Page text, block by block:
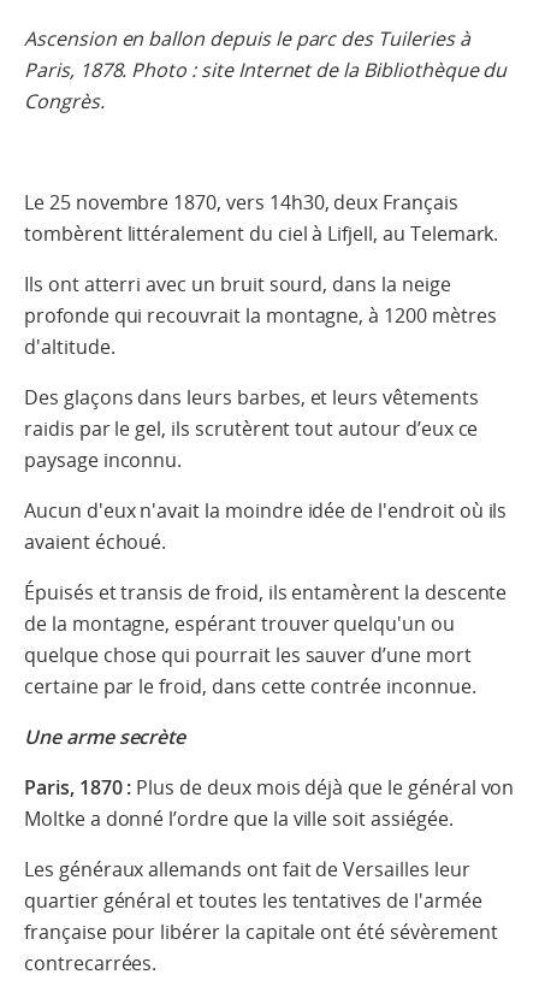
Ascension en ballon depuis le parc des Tuileries à
Paris, 1878. Photo : site Internet de la Bibliothèque du
Congrès.
Le 25 novembre 1870, vers 14h30, deux Français
tombèrent littéralement du ciel à Lifjell, au Telemark.
Ils ont atterri avec un bruit sourd, dans la neige
profonde qui recouvrait la montagne, à 1200 mètres
d'altitude.
Des glaçons dans leurs barbes, et leurs vêtements
raidis par le gel, ils scrutèrent tout autour d’eux ce
paysage inconnu.
Aucun d'eux n'avait la moindre idée de l'endroit où ils
avaient échoué.
Épuisés et transis de froid, ils entamèrent la descente
de la montagne, espérant trouver quelqu'un ou
quelque chose qui pourrait les sauver d’une mort
certaine par le froid, dans cette contrée inconnue.
Une arme secrète
Paris, 1870 : Plus de deux mois déjà que le général von
Moltke a donné l’ordre que la ville soit assiégée.
Les généraux allemands ont fait de Versailles leur
quartier général et toutes les tentatives de l'armée
française pour libérer la capitale ont été sévèrement
contrecarrées.